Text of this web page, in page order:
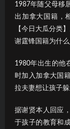
1987年随父母移
出加拿大国籍，
【今日大瓜分类】
谢霆锋国籍为什
1980年出生的他
时加入加拿大国
拉夫妻想让孩子
据谢贤本人回应
于孩子的教育和